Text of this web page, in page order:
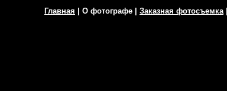
Главная О фотографе Заказная фотосъемка|